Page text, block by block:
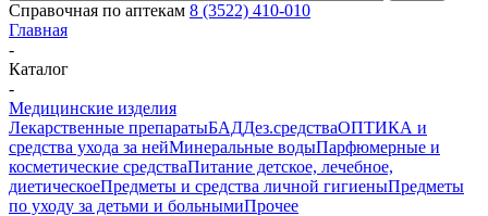
Справочная по аптекам 8 (3522) 410-010
Главная
-
Каталог
-
Медицинские изделия
Лекарственные препаратыБАДДез.средстваОПТИКА и
средства ухода за нейМинеральные водыПарфюмерные и
косметические средстваПитание детское, лечебное,
диетическоеПредметы и средства личной гигиеныПредметы
по уходу за детьми и больнымиПрочее